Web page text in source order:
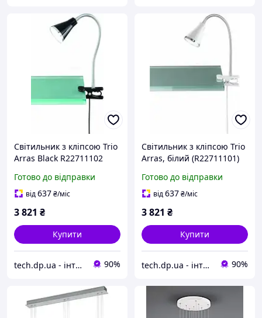
Світильник з кліпсою Trio
Arras Black R22711102
Готово до відправки
від637₴/міс
3 821 ₴
Купити
tech.dp.ua - інтернет магазин 90%
Світильник з кліпсою Trio
Arras, білий (R22711101)
Готово до відправки
від637₴/міс
3 821 ₴
Купити
tech.dp.ua - інтернет магазин 90%